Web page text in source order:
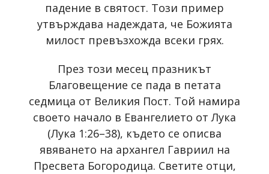
падение в святост. Този пример
утвърждава надеждата, че Божията
милост превъзхожда всеки грях.
През този месец празникът
Благовещение се пада в петата
седмица от Великия Пост. Той намира
своето начало в Евангелието от Лука
(Лука 1:26–38), където се описва
явяването на архангел Гавриил на
Пресвета Богородица. Светите отци,